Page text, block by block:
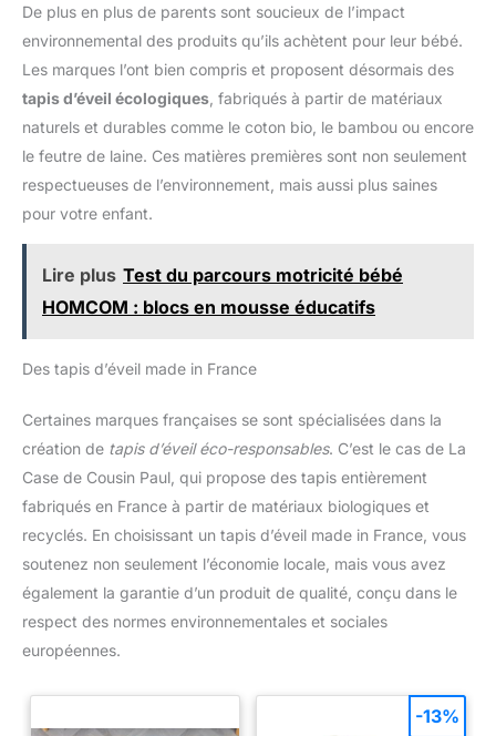
De plus en plus de parents sont soucieux de l’impact
environnemental des produits qu’ils achètent pour leur bébé.
Les marques l’ont bien compris et proposent désormais des
tapis d’éveil écologiques , fabriqués à partir de matériaux
naturels et durables comme le coton bio, le bambou ou encore
le feutre de laine. Ces matières premières sont non seulement
respectueuses de l’environnement, mais aussi plus saines
pour votre enfant.
Lire plus Test du parcours motricité bébé
HOMCOM : blocs en mousse éducatifs
Des tapis d’éveil made in France
Certaines marques françaises se sont spécialisées dans la
création de tapis d’éveil éco-responsables. C’est le cas de La
Case de Cousin Paul, qui propose des tapis entièrement
fabriqués en France à partir de matériaux biologiques et
recyclés. En choisissant un tapis d’éveil made in France, vous
soutenez non seulement l’économie locale, mais vous avez
également la garantie d’un produit de qualité, conçu dans le
respect des normes environnementales et sociales
européennes.
-13%